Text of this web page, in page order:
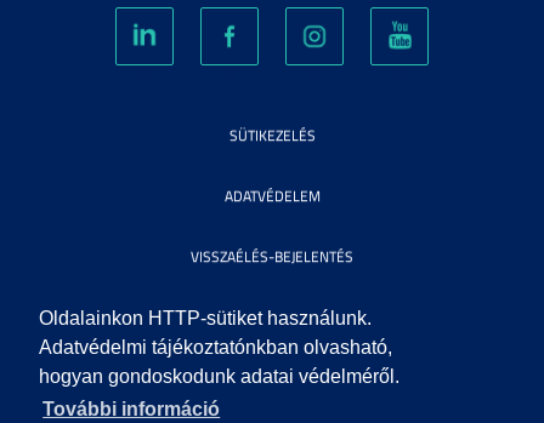
Oldalainkon HTTP-sütiket használunk.
Adatvédelmi tájékoztatónkban olvasható,
hogyan gondoskodunk adatai védelméről.
További információ
SÜTIKEZELÉS
ADATVÉDELEM
VISSZAÉLÉS-BEJELENTÉS
KÖZÉRDEKŰ ADATOK
IMPRESSZUM